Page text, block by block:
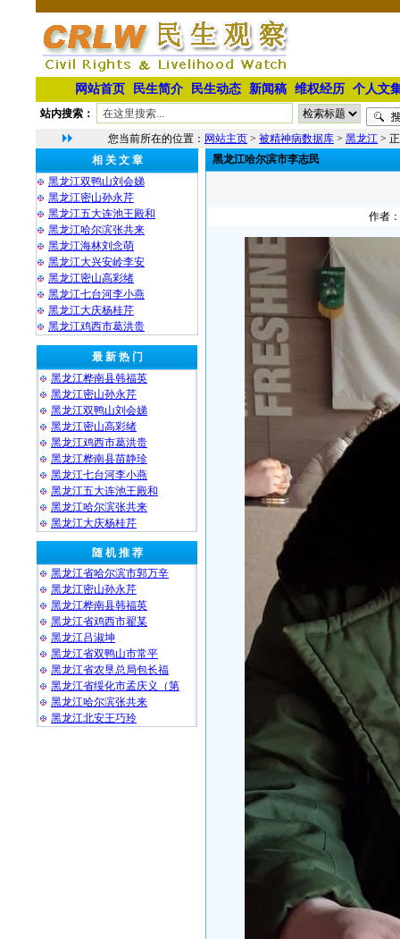
网站首页 民生简介 民生动态 新闻稿 维权经历 个人文
站内搜索：
您当前所在的位置： 网站主页 > 被精神病数据库 > 黑龙江 >
相 关 文 章
黑龙江双鸭山刘会娣
黑龙江密山孙永芹
黑龙江五大连池王殿和
黑龙江哈尔滨张共来
黑龙江海林刘念萌
黑龙江大兴安岭李安
黑龙江密山高彩绪
黑龙江七台河李小燕
黑龙江大庆杨桂芹
黑龙江鸡西市葛洪贵
最 新 热 门
黑龙江桦南县韩福英
黑龙江密山孙永芹
黑龙江双鸭山刘会娣
黑龙江密山高彩绪
黑龙江鸡西市葛洪贵
黑龙江桦南县苗静珍
黑龙江七台河李小燕
黑龙江五大连池王殿和
黑龙江哈尔滨张共来
黑龙江大庆杨桂芹
随 机 推 荐
黑龙江省哈尔滨市郭万辛
黑龙江密山孙永芹
黑龙江桦南县韩福英
黑龙江省鸡西市翟某
黑龙江吕淑坤
黑龙江省双鸭山市常平
黑龙江省农垦总局包长福
黑龙江省绥化市孟庆义（第
黑龙江哈尔滨张共来
黑龙江北安王巧玲
黑龙江哈尔滨市李志民
作者